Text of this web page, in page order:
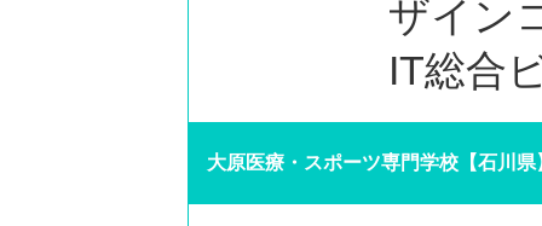
ザイン
IT総合
大原医療・スポーツ専門学校【石川県